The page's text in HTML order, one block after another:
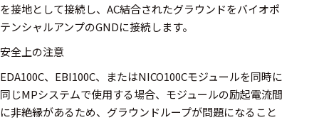
を接地として接続し、AC結合されたグラウンドをバイオポ
テンシャルアンプのGNDに接続します。
安全上の注意
EDA100C、EBI100C、またはNICO100Cモジュールを同時に
同じMPシステムで使用する場合、モジュールの励起電流間
に非絶縁があるため、グラウンドループが問題になること